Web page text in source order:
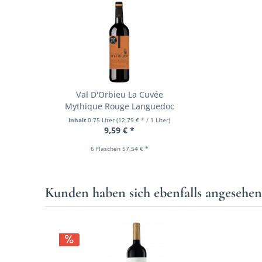
Val D'Orbieu La Cuvée
Mythique Rouge Languedoc
AOP
Inhalt0.75 Liter(12,79 € * / 1 Liter)
9,59 € *
6 Flaschen 57,54 € *
Kunden haben sich ebenfalls angesehen